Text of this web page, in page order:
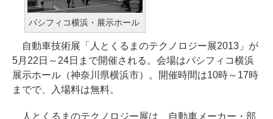
パシフィコ横浜・展示ホール
自動車技術展「人とくるまのテクノロジー展2013」が
5月22日～24日まで開催される。会場はパシフィコ横浜
展示ホール（神奈川県横浜市）。開催時間は10時～17時
までで、入場料は無料。
人とくるまのテクノロジー展は、自動車メーカー・部